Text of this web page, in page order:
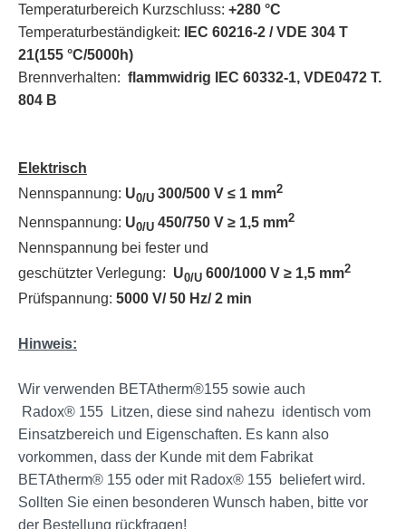
Temperaturbereich Kurzschluss: +280 °C
Temperaturbeständigkeit:
IEC 60216-2 / VDE 304 T
21(155 °C/5000h)
Brennverhalten: flammwidrig IEC 60332-1, VDE0472 T.
804 B
Elektrisch
Nennspannung: U0/U 300/500 V ≤ 1 mm2
Nennspannung: U0/U 450/750 V ≥ 1,5 mm2
Nennspannung bei fester und
geschützter Verlegung: U0/U 600/1000 V ≥ 1,5 mm2
Prüfspannung: 5000 V/ 50 Hz/ 2 min
Hinweis:
Wir verwenden BETAtherm®155 sowie auch
Radox® 155 Litzen, diese sind nahezu identisch vom
Einsatzbereich und Eigenschaften. Es kann also
vorkommen, dass der Kunde mit dem Fabrikat
BETAtherm® 155 oder mit Radox® 155 beliefert wird.
Sollten Sie einen besonderen Wunsch haben, bitte vor
der Bestellung rückfragen!